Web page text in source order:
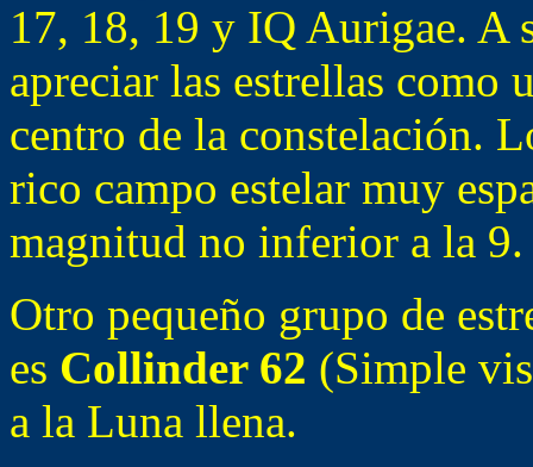
17, 18, 19 y IQ Aurigae. A
apreciar las estrellas como
centro de la constelación.
rico campo estelar muy
magnitud no inferior a la 9.
Otro pequeño grupo de
es Collinder 62 (Simple
a la Luna llena.